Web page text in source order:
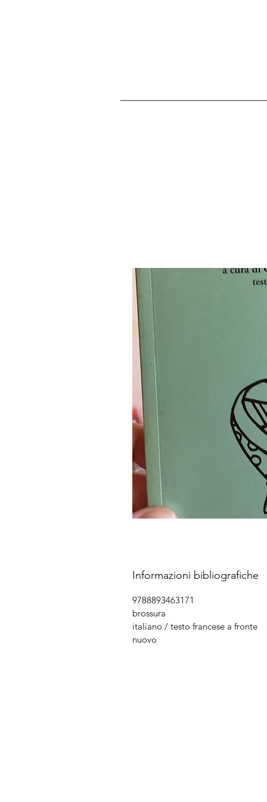
Informazioni bibliografiche
9788893463171
brossura
italiano / testo francese a fronte
nuovo